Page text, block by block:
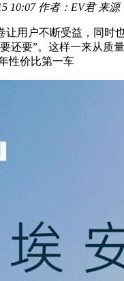
10:07 作者：EV君 来源
让用户不断受益，同时
还要”。这样一来从质
性价比第一车